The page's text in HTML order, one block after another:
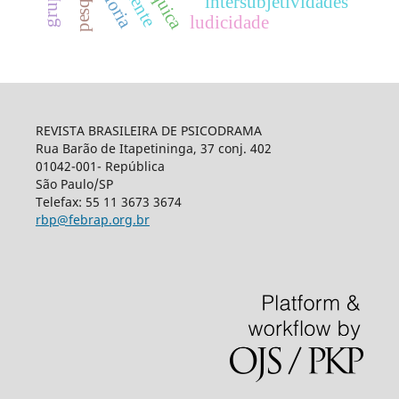
ludicidade
REVISTA BRASILEIRA DE PSICODRAMA
Rua Barão de Itapetininga, 37 conj. 402
01042-001- República
São Paulo/SP
Telefax: 55 11 3673 3674
rbp@febrap.org.br